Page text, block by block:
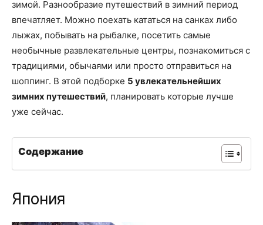
зимой. Разнообразие путешествий в зимний период
впечатляет. Можно поехать кататься на санках либо
лыжах, побывать на рыбалке, посетить самые
необычные развлекательные центры, познакомиться с
традициями, обычаями или просто отправиться на
шоппинг. В этой подборке 5 увлекательнейших
зимних путешествий, планировать которые лучше
уже сейчас.
Содержание
Япония